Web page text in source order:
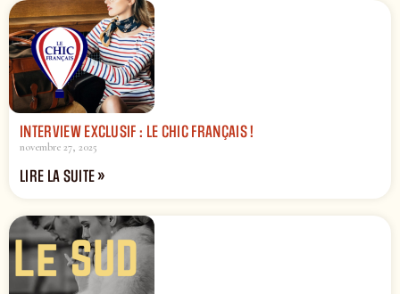
INTERVIEW EXCLUSIF : LE CHIC FRANÇAIS !
novembre 27, 2025
LIRE LA SUITE »